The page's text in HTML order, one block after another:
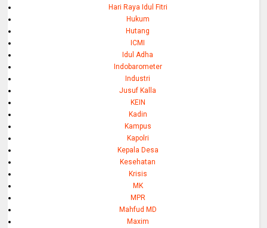
Hari Raya Idul Fitri
Hukum
Hutang
ICMI
Idul Adha
Indobarometer
Industri
Jusuf Kalla
KEIN
Kadin
Kampus
Kapolri
Kepala Desa
Kesehatan
Krisis
MK
MPR
Mahfud MD
Maxim